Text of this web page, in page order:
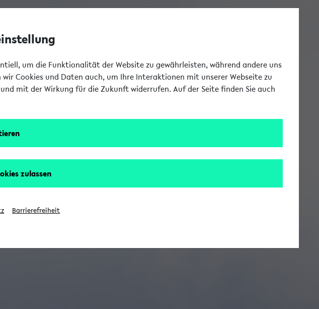
um die Funktionalität der Website zu gewährleisten, während andere uns
Cookies und Daten auch, um Ihre Interaktionen mit unserer Webseite zu
mit der Wirkung für die Zukunft widerrufen. Auf der Seite finden Sie auch
zulassen
Barrierefreiheit